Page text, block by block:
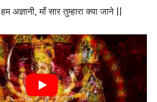
अज्ञानी, माँ सार तुम्हारा क्या जाने ||